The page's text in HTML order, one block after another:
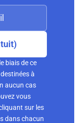
biais de ce
à
aucun cas
vous
sur les
dans chacun